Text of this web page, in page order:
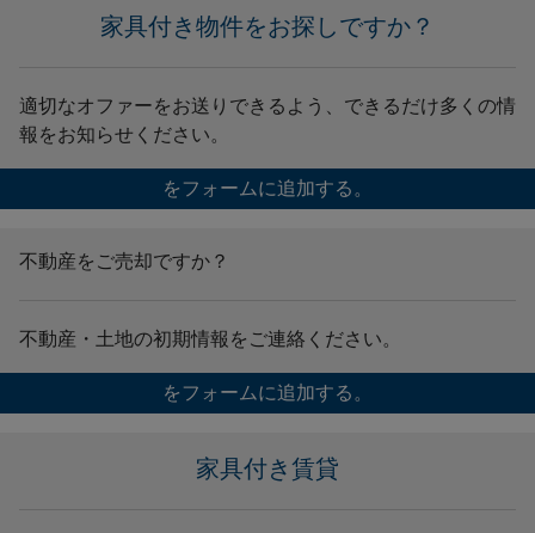
家具付き物件をお探しですか？
適切なオファーをお送りできるよう、できるだけ多くの情
報をお知らせください。
をフォームに追加する。
不動産をご売却ですか？
不動産・土地の初期情報をご連絡ください。
をフォームに追加する。
家具付き賃貸